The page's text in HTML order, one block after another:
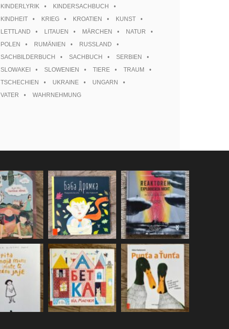
KINDERLYRIK
KINDERSACHBUCH
KINDHEIT
KRIEG KROATIEN
KUNST
LETTLAND
LITAUEN MÄRCHEN
NATUR
POLEN
RUMÄNIEN
RUSSLAND
SACHBILDERBUCH
SACHBUCH
SERBIEN
SLOWAKEI
SLOWENIEN TIERE
TRAUM
TSCHECHIEN
UKRAINE
UNGARN
VATER
WAHRNEHMUNG